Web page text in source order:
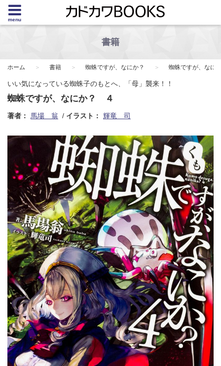
menu
書籍
ホーム 書籍 蜘蛛ですが、なにか？ 蜘蛛ですが、なに
いい気になっている蜘蛛子のもとへ、「母」襲来！！
蜘蛛ですが、なにか？ ４
著者： 馬場 翁 イラスト： 輝竜 司